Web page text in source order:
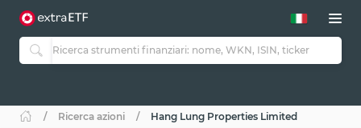
Ricerca azioni Hang Lung Properties Limited